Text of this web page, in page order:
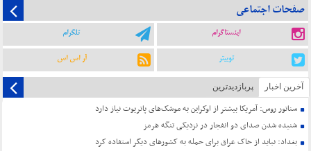
صفحات اجتماعی
اینستاگرام تلگرام
توییتر آر اس اس
آخرین اخبار پربازدیدترین
سناتور روس: آمریکا بیشتر از اوکراین به موشک‌های پاتریوت نیاز دارد
شنیده شدن صدای دو انفجار در نزدیکی تنگه هرمز
بغداد: نباید از خاک عراق برای حمله به کشورهای دیگر استفاده کرد